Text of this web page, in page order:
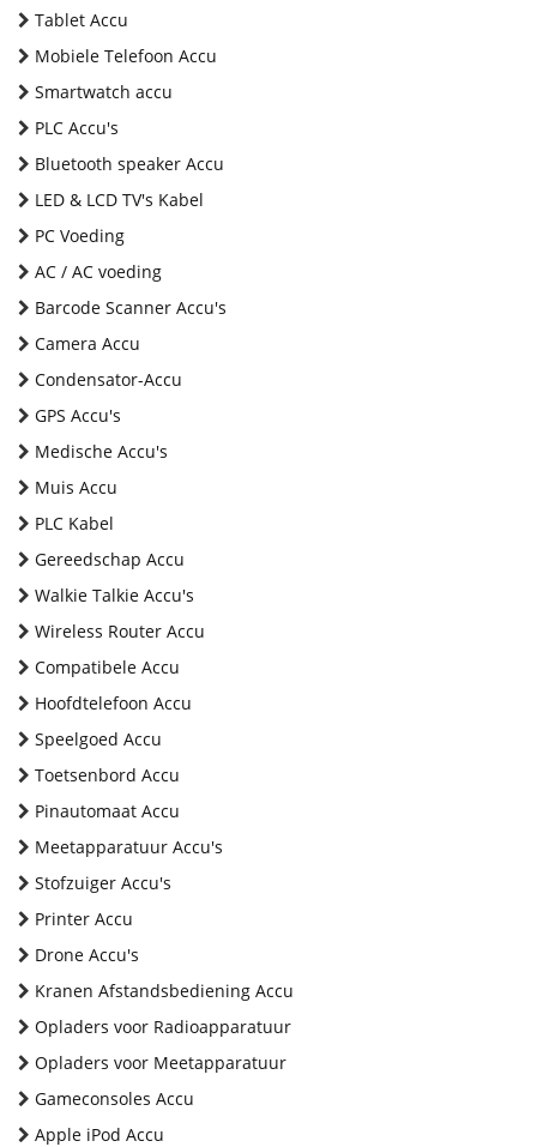
Tablet Accu
Mobiele Telefoon Accu
Smartwatch accu
PLC Accu's
Bluetooth speaker Accu
LED & LCD TV's Kabel
PC Voeding
AC / AC voeding
Barcode Scanner Accu's
Camera Accu
Condensator-Accu
GPS Accu's
Medische Accu's
Muis Accu
PLC Kabel
Gereedschap Accu
Walkie Talkie Accu's
Wireless Router Accu
Compatibele Accu
Hoofdtelefoon Accu
Speelgoed Accu
Toetsenbord Accu
Pinautomaat Accu
Meetapparatuur Accu's
Stofzuiger Accu's
Printer Accu
Drone Accu's
Kranen Afstandsbediening Accu
Opladers voor Radioapparatuur
Opladers voor Meetapparatuur
Gameconsoles Accu
Apple iPod Accu